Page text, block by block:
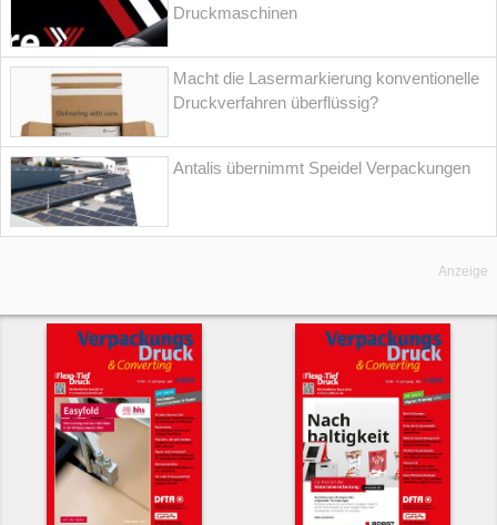
Druckmaschinen
Macht die Lasermarkierung konventionelle
Druckverfahren überflüssig?
Antalis übernimmt Speidel Verpackungen
Anzeige